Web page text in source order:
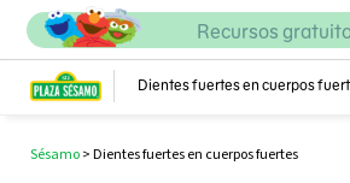
Recursos
Dientes fuertes en cuerpos
Sésamo>Dientes fuertes en cuerpos fuertes